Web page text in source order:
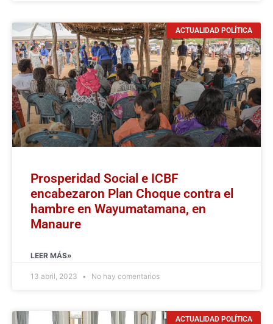
ACTUALIDAD POLÍTICA
Prosperidad Social e ICBF
encabezaron Plan Choque contra el
hambre en Wayumatamana, en
Manaure
LEER MÁS»
13 abril, 2023 No hay comentarios
ACTUALIDAD POLÍTICA